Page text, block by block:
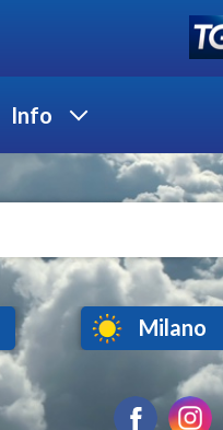
Info
Milano